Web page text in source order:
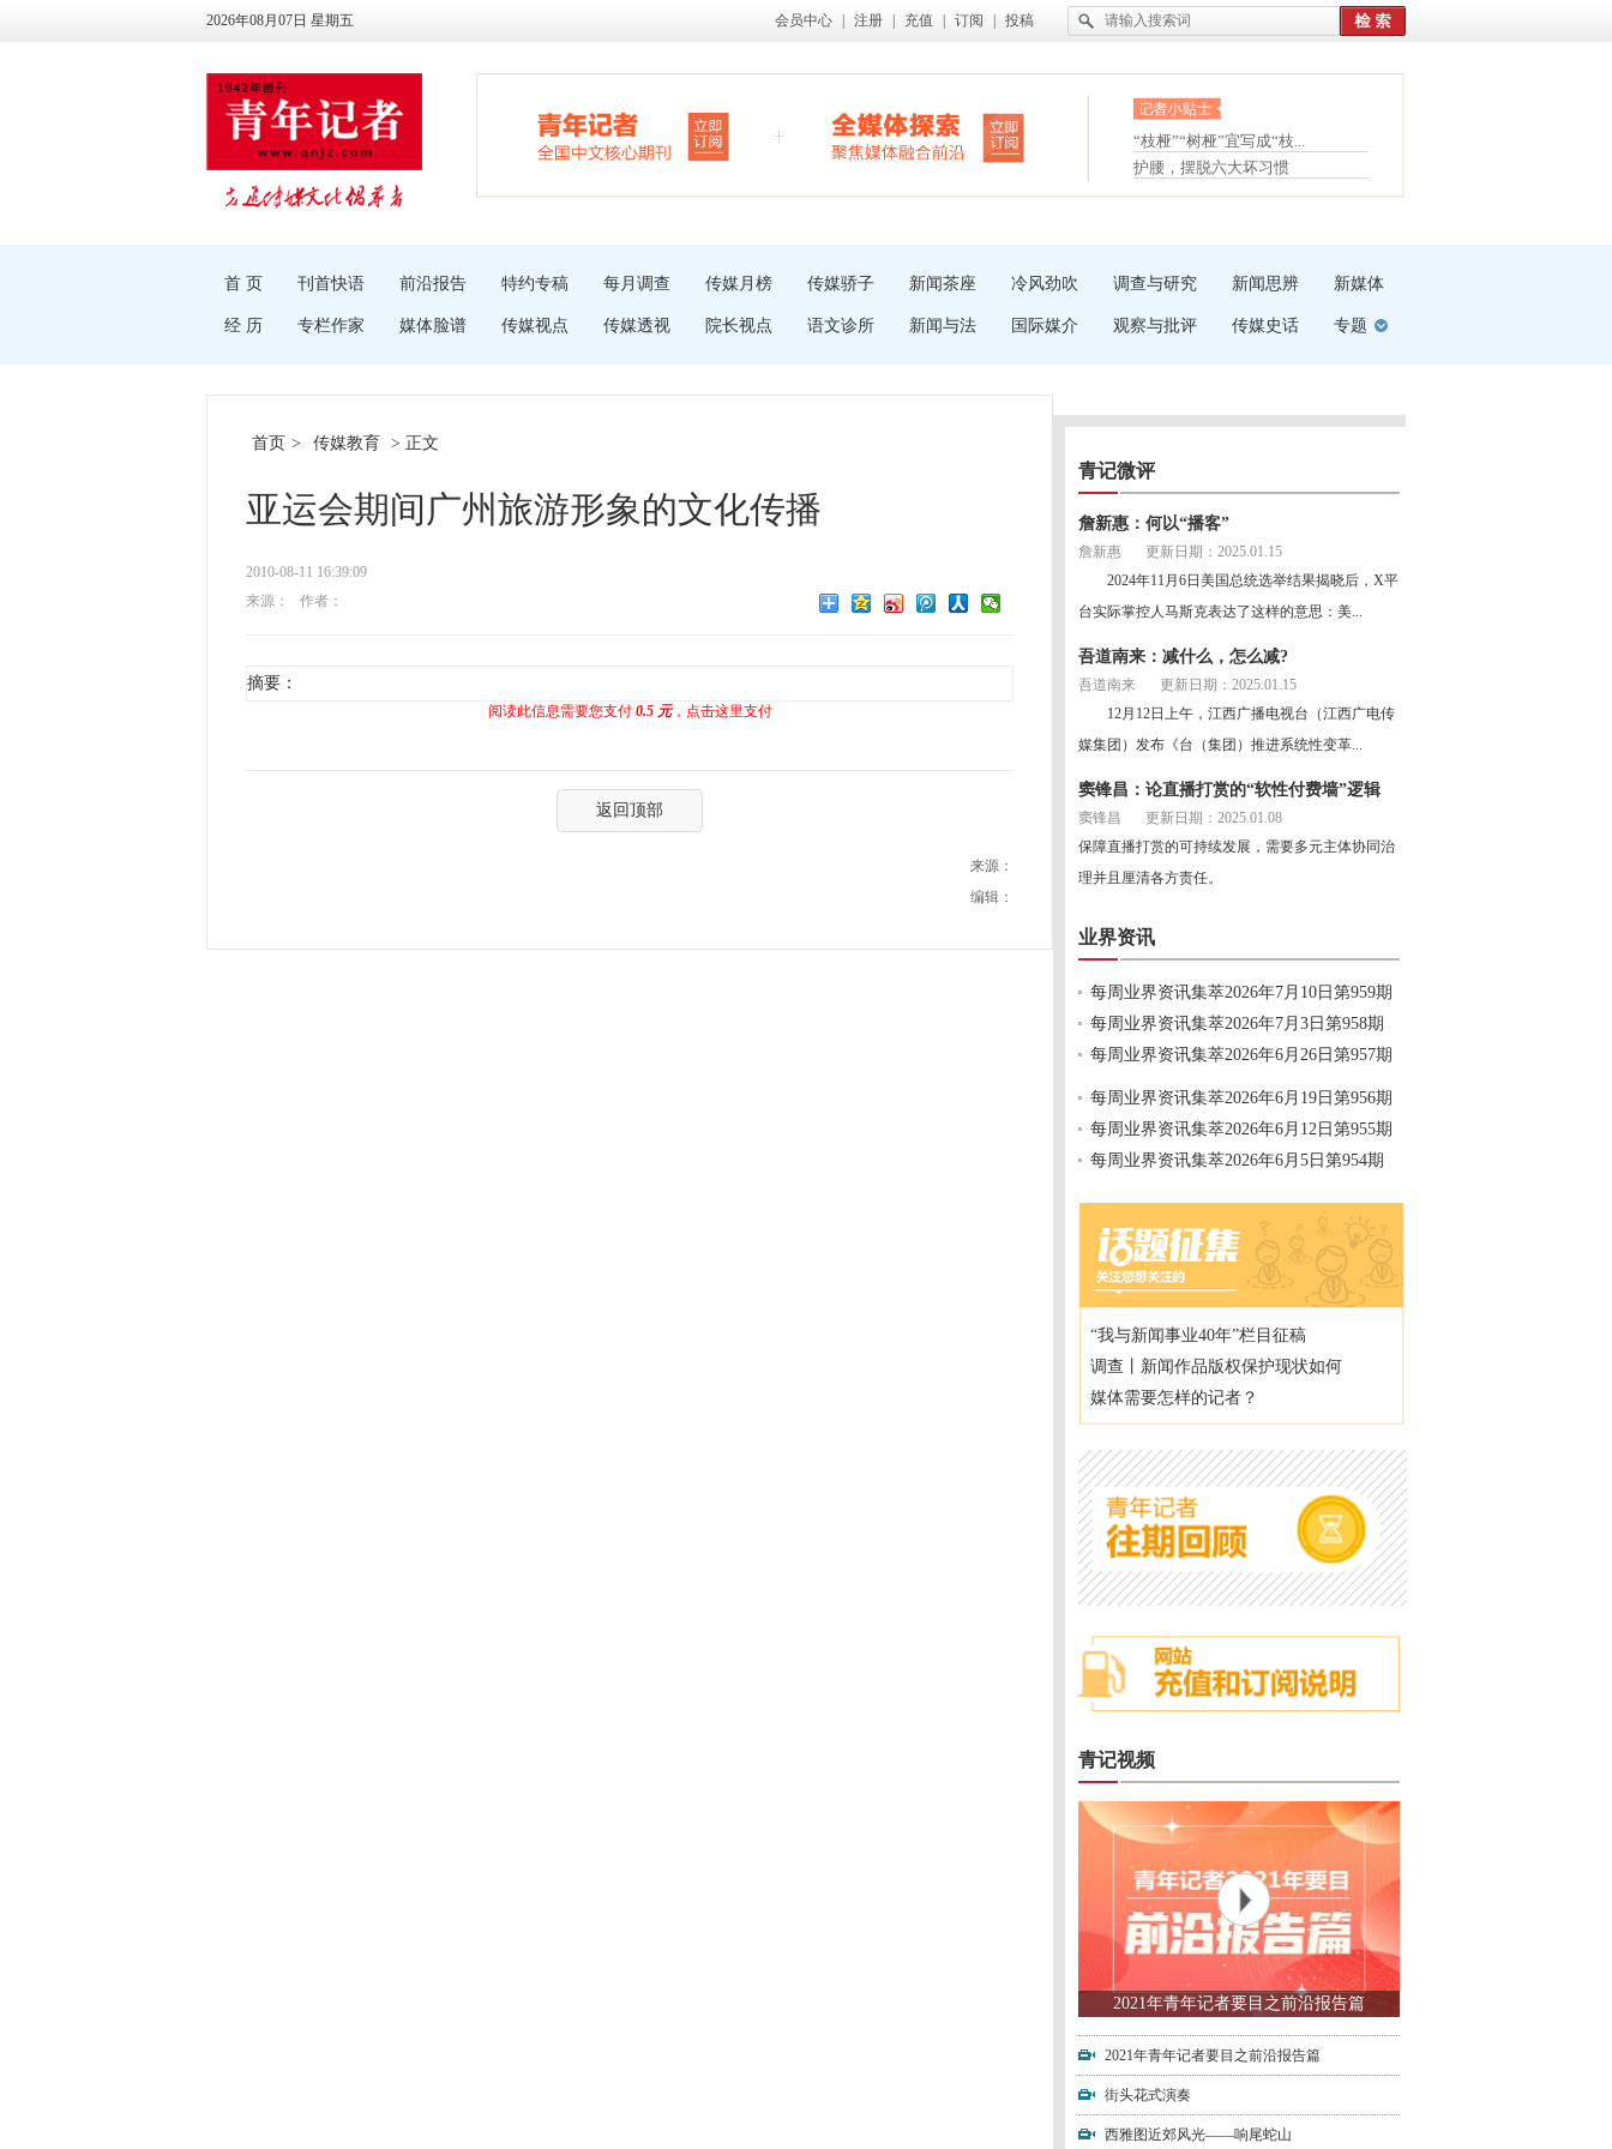
2026年08月07日 星期五 会员中心 注册 充值 订阅 投稿
眼白变红或是结膜下出血
“枝桠”“树桠”宜写成“枝...
夏天缓解疲劳有三招
护腰，摆脱六大坏习惯
受伤了冰敷还是热敷
首 页 刊首快语 前沿报告 特约专稿 每月调查 传媒月榜 传媒骄子 新闻茶座 冷风劲吹 调查与研究 新闻思辨 新媒体
经 历 专栏作家 媒体脸谱 传媒视点 传媒透视 院长视点 语文诊所 新闻与法 国际媒介 观察与批评 传媒史话 专题
首页 > 传媒教育 > 正文
亚运会期间广州旅游形象的文化传播
2010-08-11 16:39:09
来源：
作者：
摘要：
阅读此信息需要您支付 0.5 元，点击这里支付
返回顶部
来源：
编辑：
青记微评
詹新惠：何以“播客”
詹新惠
更新日期：2025.01.15
2024年11月6日美国总统选举结果揭晓后，X平
台实际掌控人马斯克表达了这样的意思：美...
吾道南来：减什么，怎么减?
吾道南来
更新日期：2025.01.15
12月12日上午，江西广播电视台（江西广电传
媒集团）发布《台（集团）推进系统性变革...
窦锋昌：论直播打赏的“软性付费墙”逻辑
窦锋昌
更新日期：2025.01.08
保障直播打赏的可持续发展，需要多元主体协同治
理并且厘清各方责任。
业界资讯
每周业界资讯集萃2026年7月10日第959期
每周业界资讯集萃2026年7月3日第958期
每周业界资讯集萃2026年6月26日第957期
每周业界资讯集萃2026年6月19日第956期
每周业界资讯集萃2026年6月12日第955期
每周业界资讯集萃2026年6月5日第954期
“我与新闻事业40年”栏目征稿
调查丨新闻作品版权保护现状如何
媒体需要怎样的记者？
青记视频
2021年青年记者要目之前沿报告篇
2021年青年记者要目之前沿报告篇
街头花式演奏
西雅图近郊风光——响尾蛇山